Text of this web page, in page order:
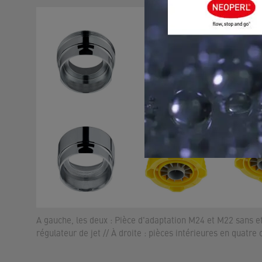
A gauche, les deux : Pièce d'adaptation M24 et M22 sans
régulateur de jet // À droite : pièces intérieures en quatre